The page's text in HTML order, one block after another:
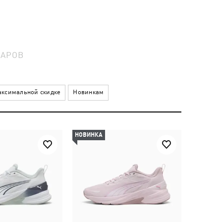
скидке Новинкам
НОВИНКА